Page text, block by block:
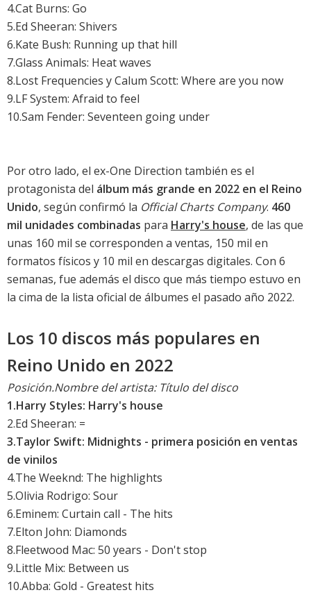
4.Cat Burns: Go
5.Ed Sheeran: Shivers
6.Kate Bush: Running up that hill
7.Glass Animals: Heat waves
8.Lost Frequencies y Calum Scott: Where are you now
9.LF System: Afraid to feel
10.Sam Fender: Seventeen going under
Por otro lado, el ex-One Direction también es el
protagonista del álbum más grande en 2022 en el Reino
Unido, según confirmó la Official Charts Company. 460
mil unidades combinadas para Harry's house, de las que
unas 160 mil se corresponden a ventas, 150 mil en
formatos físicos y 10 mil en descargas digitales. Con 6
semanas, fue además el disco que más tiempo estuvo en
la cima de la lista oficial de álbumes el pasado año 2022.
Los 10 discos más populares en
Reino Unido en 2022
Posición.Nombre del artista: Título del disco
1.Harry Styles: Harry's house
2.Ed Sheeran: =
3.Taylor Swift: Midnights - primera posición en ventas
de vinilos
4.The Weeknd: The highlights
5.Olivia Rodrigo: Sour
6.Eminem: Curtain call - The hits
7.Elton John: Diamonds
8.Fleetwood Mac: 50 years - Don't stop
9.Little Mix: Between us
10.Abba: Gold - Greatest hits